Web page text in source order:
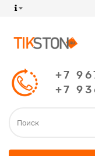
+7
+7